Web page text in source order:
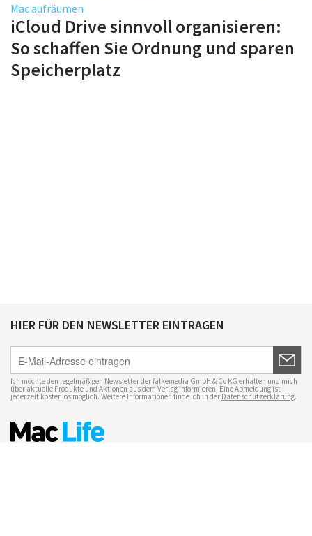
Mac aufräumen
iCloud Drive sinnvoll organisieren:
So schaffen Sie Ordnung und sparen
Speicherplatz
HIER FÜR DEN NEWSLETTER EINTRAGEN
Ich möchte den regelmäßigen Newsletter der falkemedia GmbH & Co KG erhalten und mich
über aktuelle Produkte und Aktionen aus dem Verlag informieren. Eine Abmeldung ist
jederzeit kostenlos möglich. Weitere Informationen finde ich in der Datenschutzerklärung.